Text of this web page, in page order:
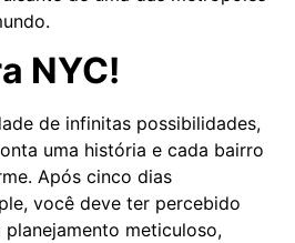
NYC!
de infinitas possibilidades,
uma história e cada bairro
Após cinco dias
você deve ter percebido
meticuloso,